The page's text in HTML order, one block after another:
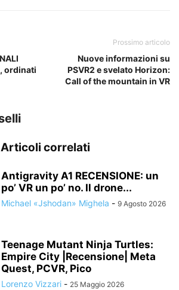
ordinati
Prossimo articolo
Nuove informazioni su
PSVR2 e svelato Horizon:
Call of the mountain in VR
Articoli correlati
Antigravity A1 RECENSIONE: un
po’ VR un po’ no. Il drone...
Michael «Jshodan» Mighela - 9 Agosto 2026
Teenage Mutant Ninja Turtles:
Empire City |Recensione| Meta
Quest, PCVR, Pico
Lorenzo Vizzari - 25 Maggio 2026